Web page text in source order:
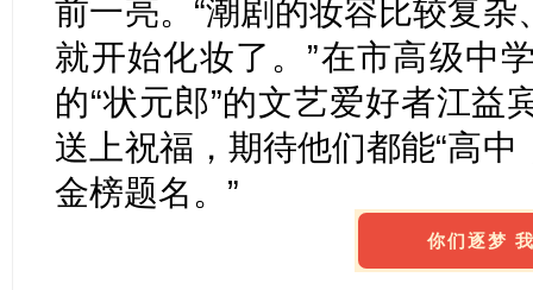
前一亮。“潮剧的妆容比较复
就开始化妆了。”在市高级中
的“状元郎”的文艺爱好者江益
送上祝福，期待他们都能“高
金榜题名。”
你们逐梦